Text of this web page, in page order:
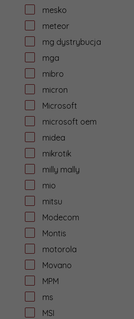
mesko
meteor
mg dystrybucja
mga
mibro
micron
Microsoft
microsoft oem
midea
mikrotik
milly mally
mio
mitsu
Modecom
Montis
motorola
Movano
MPM
ms
MSI